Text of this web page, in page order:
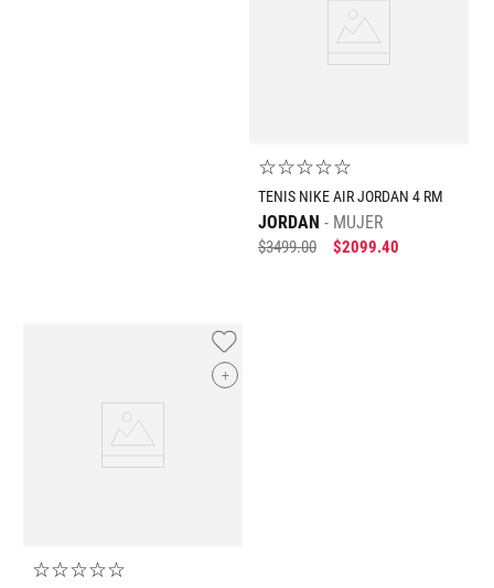
☆☆☆☆☆
TENIS NIKE AIR JORDAN 4 RM
JORDAN MUJER
$3499.00 $2099.40
+
☆☆☆☆☆